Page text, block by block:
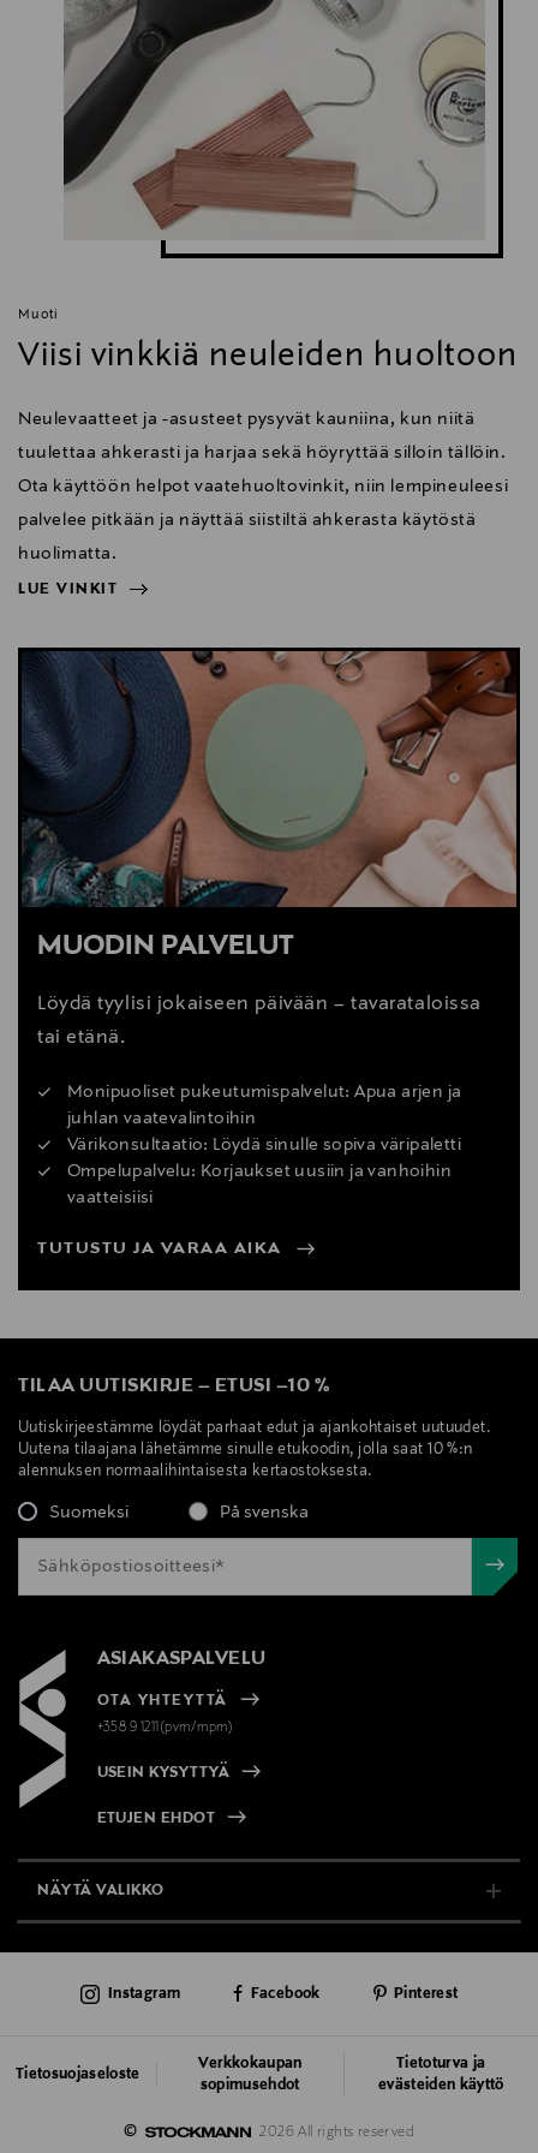
Muoti
Viisi vinkkiä neuleiden huoltoon
Neulevaatteet ja -asusteet pysyvät kauniina, kun niitä
tuulettaa ahkerasti ja harjaa sekä höyryttää silloin tällöin.
Ota käyttöön helpot vaatehuoltovinkit, niin lempineuleesi
palvelee pitkään ja näyttää siistiltä ahkerasta käytöstä
huolimatta.
LUE VINKIT
LUE VINKIT
MUODIN PALVELUT
Löydä tyylisi jokaiseen päivään – tavarataloissa
tai etänä.
Monipuoliset pukeutumispalvelut: Apua arjen ja
juhlan vaatevalintoihin
Värikonsultaatio: Löydä sinulle sopiva väripaletti
Ompelupalvelu: Korjaukset uusiin ja vanhoihin
vaatteisiisi
TUTUSTU JA VARAA AIKA
TILAA UUTISKIRJE – ETUSI –10 %
Uutiskirjeestämme löydät parhaat edut ja ajankohtaiset uutuudet.
Uutena tilaajana lähetämme sinulle etukoodin, jolla saat 10 %:n
alennuksen normaalihintaisesta kertaostoksesta.
Suomeksi På svenska
ASIAKASPALVELU
OTA YHTEYTTÄ
+358 9 1211(pvm/mpm)
USEIN KYSYTTYÄ
ETUJEN EHDOT
NÄYTÄ VALIKKO
AJANKOHTAISTA
©
2026 All rights reserved
Tietosuojaseloste
Verkkokaupan
sopimusehdot
Tietoturva ja
evästeiden käyttö
Instagram Facebook Pinterest